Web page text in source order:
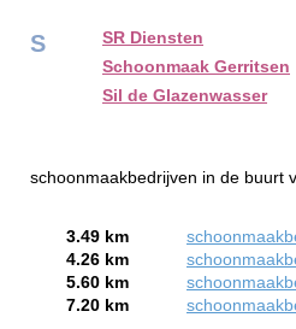
S
SR Diensten
Schoonmaak Gerritsen
Sil de Glazenwasser
schoonmaakbedrijven in de buurt
3.49 km
4.26 km
5.60 km
7.20 km